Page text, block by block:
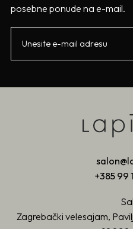
posebne ponude na e-mail.
+385 99
Zagrebački velesajam,